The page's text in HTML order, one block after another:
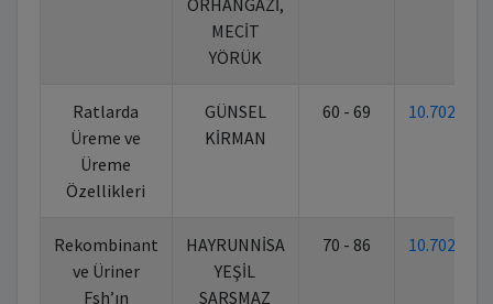
ORHANGAZİ,
MECİT
YÖRÜK
Ratlarda
Üreme ve
Üreme
Özellikleri
GÜNSEL
KİRMAN
60 - 69 10.70269/
Rekombinant
ve Üriner
Fsh’ın
HAYRUNNİSA
YEŞİL
SARSMAZ
70 - 86 10.70269/